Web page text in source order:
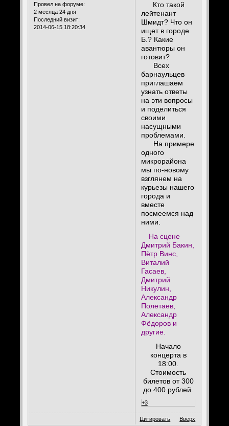
Провел на форуме:
2 месяца 24 дня
Последний визит:
2014-06-15 18:20:34
Кто такой
лейтенант
Шмидт? Что он
ищет в городе
Б.? Какие
авантюры он
готовит?
Всех
барнаульцев
приглашаем
узнать ответы
на эти вопросы
и поделиться
своими
насущными
проблемами.
На примере
одного
микрорайона
мы по-новому
взглянем на
курьезы нашего
города и
вместе
посмеемся над
ними.
На сцене
Дмитрий Бакин,
Пётр Винс,
Виталий
Гасаев,
Дмитрий
Никулин,
Александр
Полетаев,
Александр
Фёдоров и
другие.
Начало
концерта в
18:00.
Стоимость
билетов от 300
до 400 рублей.
+3
Цитировать Вверх